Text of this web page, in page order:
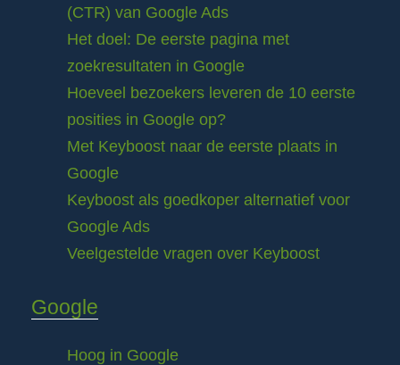
(CTR) van Google Ads
Het doel: De eerste pagina met
zoekresultaten in Google
Hoeveel bezoekers leveren de 10 eerste
posities in Google op?
Met Keyboost naar de eerste plaats in
Google
Keyboost als goedkoper alternatief voor
Google Ads
Veelgestelde vragen over Keyboost
Google
Hoog in Google